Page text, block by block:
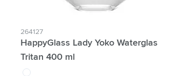
264127
HappyGlass Lady Yoko Waterglas
Tritan 400 ml
translucide